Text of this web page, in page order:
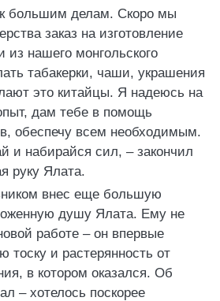
к большим делам. Скоро мы
заказ на изготовление
из нашего монгольского
табакерки, чаши, украшения
это китайцы. Я надеюсь на
дам тебе в помощь
обеспечу всем необходимым.
и набирайся сил, – закончил
руку Ялата.
внес еще большую
душу Ялата. Ему не
работе – он впервые
тоску и растерянность от
в котором оказался. Об
– хотелось поскорее